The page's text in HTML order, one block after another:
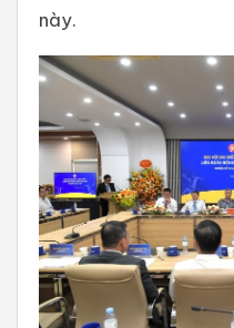
này.